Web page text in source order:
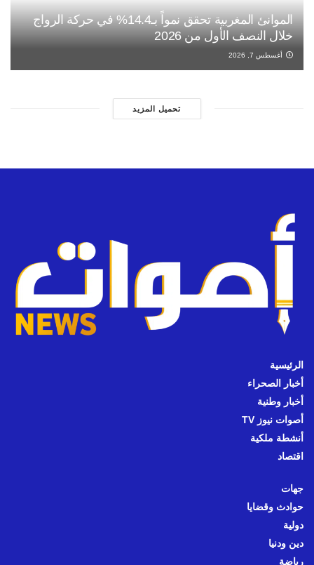
الموانئ المغربية تحقق نمواً بـ14.4% في حركة الرواج
خلال النصف الأول من 2026
أغسطس 7, 2026
تحميل المزيد
الرئيسية
أخبار الصحراء
أخبار وطنية
أصوات نيوز TV
أنشطة ملكية
اقتصاد
جهات
حوادث وقضايا
دولية
دين ودنيا
رياضة